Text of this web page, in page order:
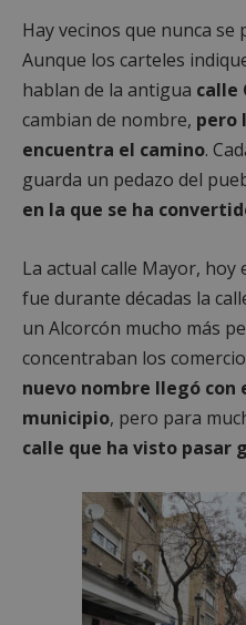
Hay vecinos que nunca se
Aunque los carteles
hablan de la antigua calle
cambian de nombre, pero
encuentra el camino.
guarda un pedazo del
en la que se ha
La actual calle Mayor,
fue durante décadas la
un Alcorcón mucho más
concentraban los
nuevo nombre llegó con
municipio, pero para
calle que ha visto pasar